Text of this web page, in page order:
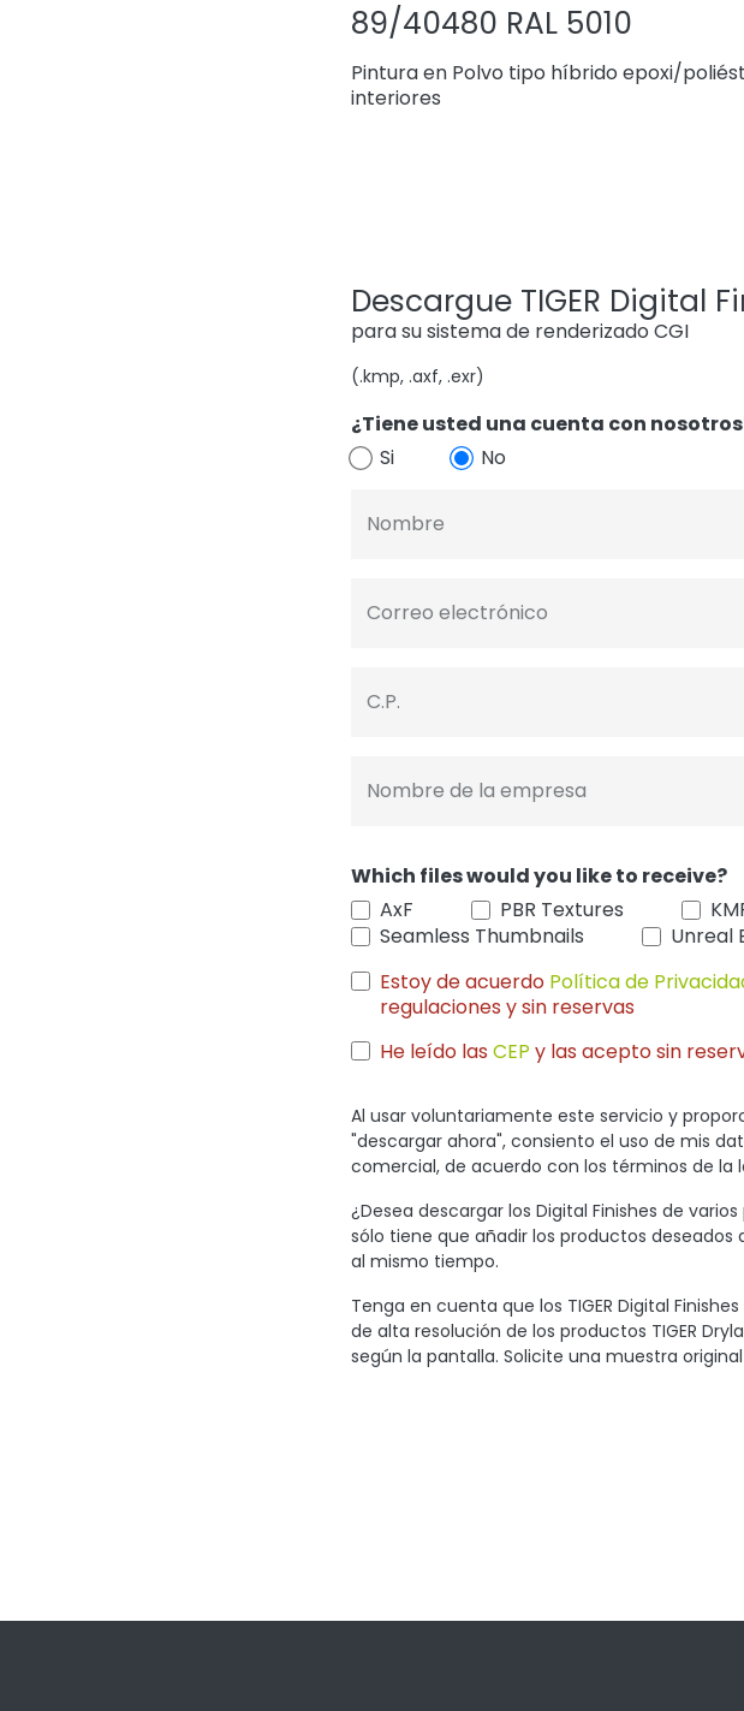
89/40480 RAL 5010
Pintura en Polvo tipo híbrido epoxi/
interiores
Descargue TIGER Digital
para su sistema de renderizado CGI
(.kmp, .axf, .exr)
¿Tiene usted una cuenta con
Si
No
Nombre
Correo electrónico
C.P.
Nombre de la empresa
Which files would you like to receive?
AxF
PBR Textures
Seamless Thumbnails
Unreal
Estoy de acuerdo Política de
regulaciones y sin reservas
He leído las CEP y las acepto sin
Al usar voluntariamente este servicio y
"descargar ahora", consiento el uso de mis
comercial, de acuerdo con los términos de la
¿Desea descargar los Digital Finishes de
sólo tiene que añadir los productos
al mismo tiempo.
Tenga en cuenta que los TIGER Digital
de alta resolución de los productos TIGER
según la pantalla. Solicite una muestra